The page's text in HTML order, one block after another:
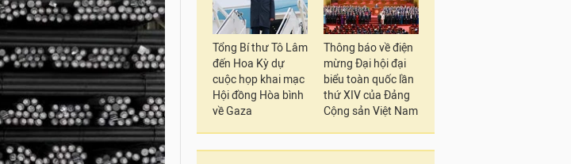
Tổng Bí thư Tô Lâm
đến Hoa Kỳ dự
cuộc họp khai mạc
Hội đồng Hòa bình
về Gaza
Thông báo về điện
mừng Đại hội đại
biểu toàn quốc lần
thứ XIV của Đảng
Cộng sản Việt Nam